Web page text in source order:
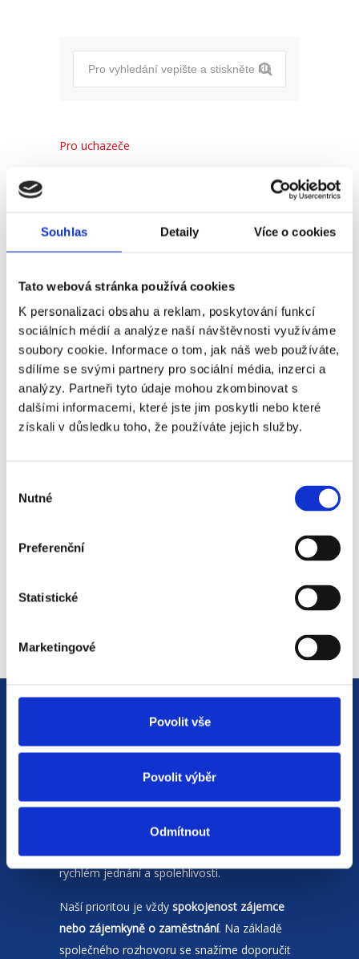
Souhlas Detaily Více o cookies
Tato webová stránka používá cookies
K personalizaci obsahu a reklam, poskytování funkcí
sociálních médií a analýze naší návštěvnosti využíváme
soubory cookie. Informace o tom, jak náš web používáte,
sdílíme se svými partnery pro sociální média, inzerci a
analýzy. Partneři tyto údaje mohou zkombinovat s
dalšími informacemi, které jste jim poskytli nebo které
získali v důsledku toho, že používáte jejich služby.
souhlasu
Nutné
Preferenční
Statistické
Marketingové
Povolit vše
Povolit výběr
Odmítnout
Pro uchazeče
Recent Popular Comments
(Ne)komunikace se
zaměstnavatelem
18. 9. 2025
JsmeHR agenturas pobočkami v
Moravskoslezském krajia Polsku. Zakládáme
rychlém jednání a spolehlivosti.
Naší prioritou je vždy spokojenost zájemce
nebo zájemkyně o zaměstnání. Na základě
společného rozhovoru se snažíme doporučit